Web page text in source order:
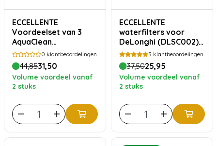
ECCELLENTE
Voordeelset van 3
AquaClean
waterfilters geschikt
voor Philips Saeco
0 klantbeoordelingen
44,8531,50
Volume voordeel vanaf
2 stuks
ECCELLENTE
waterfilters voor
DeLonghi (DLSC002) –
3 stuks 3 klantbeoordelingen
37,5025,95
Volume voordeel vanaf
2 stuks